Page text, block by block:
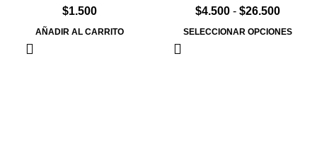
$1.500
AÑADIR AL CARRITO
$4.500 - $26.500
SELECCIONAR OPCIONES